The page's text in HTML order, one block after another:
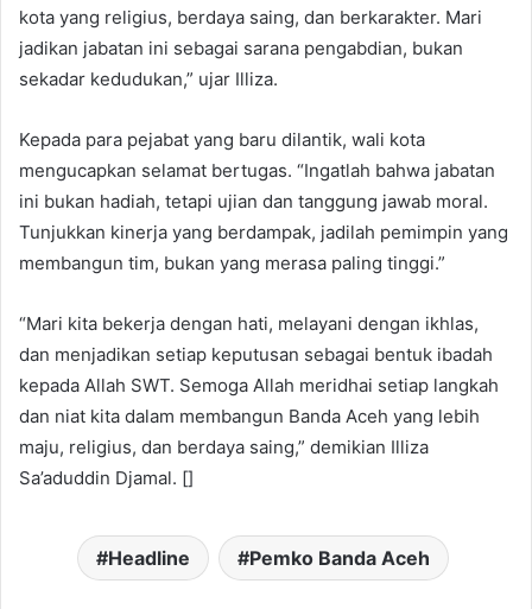
kota yang religius, berdaya saing, dan berkarakter. Mari
jadikan jabatan ini sebagai sarana pengabdian, bukan
sekadar kedudukan,” ujar Illiza.
Kepada para pejabat yang baru dilantik, wali kota
mengucapkan selamat bertugas. “Ingatlah bahwa jabatan
ini bukan hadiah, tetapi ujian dan tanggung jawab moral.
Tunjukkan kinerja yang berdampak, jadilah pemimpin yang
membangun tim, bukan yang merasa paling tinggi.”
“Mari kita bekerja dengan hati, melayani dengan ikhlas,
dan menjadikan setiap keputusan sebagai bentuk ibadah
kepada Allah SWT. Semoga Allah meridhai setiap langkah
dan niat kita dalam membangun Banda Aceh yang lebih
maju, religius, dan berdaya saing,” demikian Illiza
Sa’aduddin Djamal. []
Headline Pemko Banda Aceh